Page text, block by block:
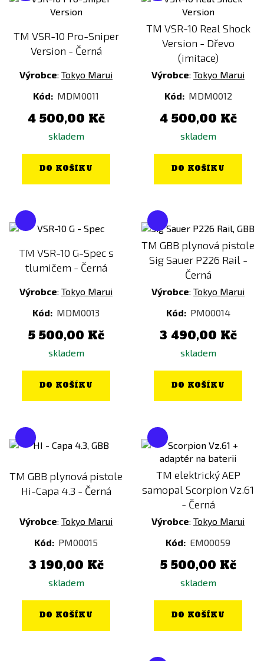
Procesorovka
NE
TM VSR-10 Pro-Sniper
Version - Černá
Výrobce: Tokyo Marui
Kód: MDM0011
4 500,00 Kč
skladem
DO KOŠÍKU
TM VSR-10 Real Shock
Version - Dřevo
(imitace)
Výrobce: Tokyo Marui
Kód: MDM0012
4 500,00 Kč
skladem
DO KOŠÍKU
TM VSR-10 G-Spec s
tlumičem - Černá
Výrobce: Tokyo Marui
Kód: MDM0013
5 500,00 Kč
skladem
DO KOŠÍKU
TM GBB plynová pistole
Sig Sauer P226 Rail -
Černá
Výrobce: Tokyo Marui
Kód: PM00014
3 490,00 Kč
skladem
DO KOŠÍKU
TM GBB plynová pistole
Hi-Capa 4.3 - Černá
Výrobce: Tokyo Marui
Kód: PM00015
3 190,00 Kč
skladem
DO KOŠÍKU
TM elektrický AEP
samopal Scorpion Vz.61
- Černá
Výrobce: Tokyo Marui
Kód: EM00059
5 500,00 Kč
skladem
DO KOŠÍKU